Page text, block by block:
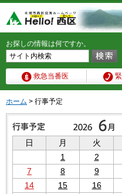
お探しの情報は何ですか。
救急当番医
ホーム > 行事予定
日 月 火
1
2
7
8 9
14
15 16